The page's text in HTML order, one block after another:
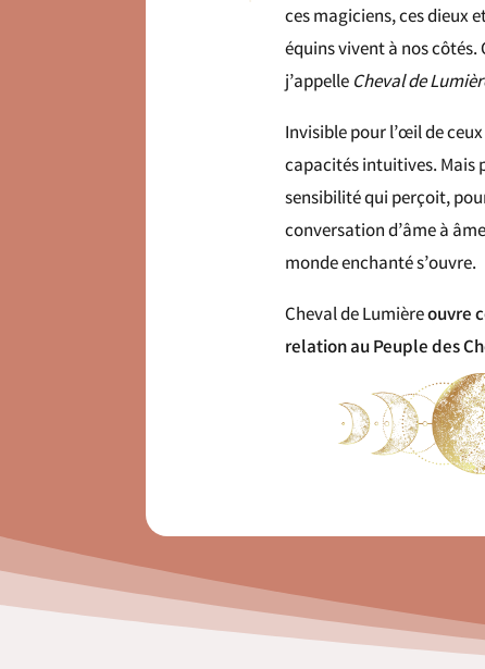
ces magiciens, ces dieux
équins vivent à nos côtés.
j’appelle Cheval de
Invisible pour l’œil de
capacités intuitives.Mais
sensibilité qui perçoit,
conversation d’âme à
monde enchanté s’ouvre.
Cheval de Lumièreouvre
relation au Peuple des